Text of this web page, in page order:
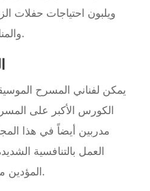
ويلبون احتياجات حفلات
والمناسبات الصغيرة الأخرى.
يمكن لفناني المسرح
الكورس الأكبر على
مدربين أيضاً في هذا
العمل بالتنافسية
المؤدين من موسم إنتاج إلى آخر.